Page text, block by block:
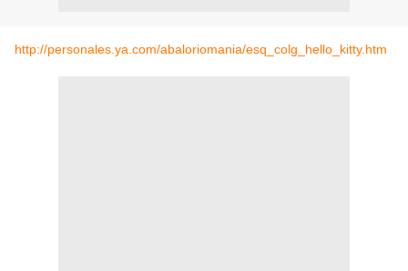
http://personales.ya.com/abaloriomania/esq_colg_hello_kitty.htm